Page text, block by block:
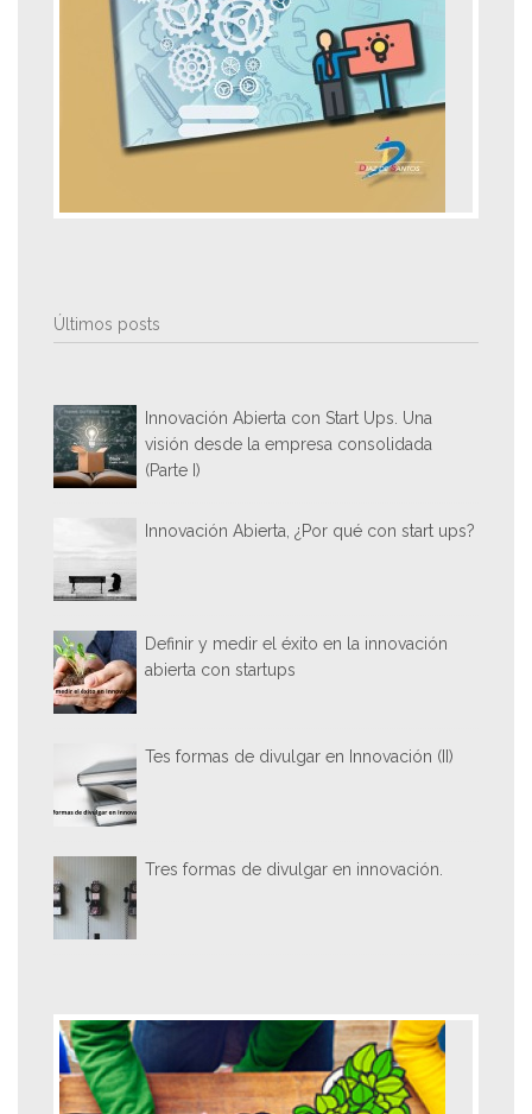
Últimos posts
Innovación Abierta con Start Ups. Una
visión desde la empresa consolidada
(Parte I)
Innovación Abierta, ¿Por qué con start ups?
Definir y medir el éxito en la innovación
abierta con startups
Tes formas de divulgar en Innovación (II)
Tres formas de divulgar en innovación.